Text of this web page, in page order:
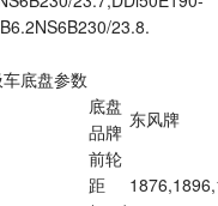
23.8.
底盘参数
底盘
品牌
东风牌
前轮
距